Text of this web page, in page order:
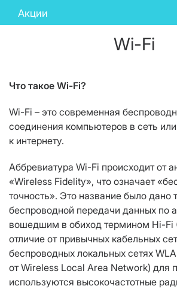
Акции
Wi-Fi
Что такое Wi-Fi?
Wi-Fi – это современная
соединения компьютеров в сеть
к интернету.
Аббревиатура Wi-Fi происходит от
«Wireless Fidelity», что означает
точность». Это название было дано
беспроводной передачи данных по
вошедшим в обиход термином Hi-Fi
отличие от привычных кабельных
беспроводных локальных сетях
от Wireless Local Area Network) для
используются высокочастотные